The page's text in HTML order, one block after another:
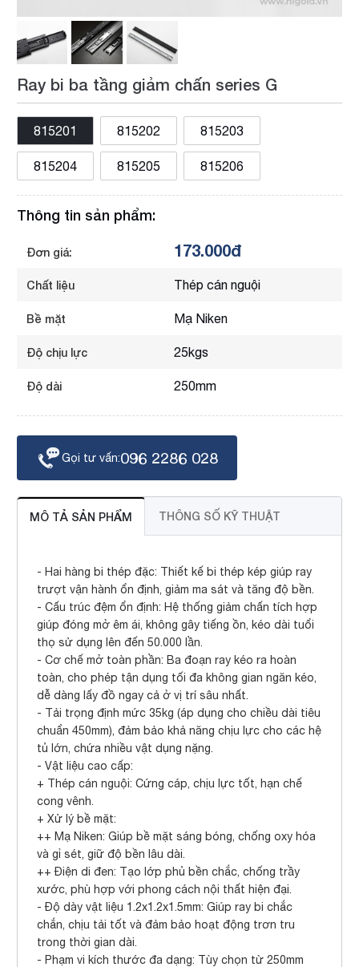
Ray bi ba tầng giảm chấn series G
815201 815202 815203
815204 815205 815206
Thông tin sản phẩm:
Đơn giá: 173.000đ
Chất liệu Thép cán nguội
Bề mặt Mạ Niken
Độ chịu lực 25kgs
Độ dài 250mm
Gọi tư vấn:096 2286 028
MÔ TẢ SẢN PHẨM THÔNG SỐ KỸ THUẬT
- Hai hàng bi thép đặc: Thiết kế bi thép kép giúp ray
trượt vận hành ổn định, giảm ma sát và tăng độ bền.
- Cấu trúc đệm ổn định: Hệ thống giảm chấn tích hợp
giúp đóng mở êm ái, không gây tiếng ồn, kéo dài tuổi
thọ sử dụng lên đến 50.000 lần.
- Cơ chế mở toàn phần: Ba đoạn ray kéo ra hoàn
toàn, cho phép tận dụng tối đa không gian ngăn kéo,
dễ dàng lấy đồ ngay cả ở vị trí sâu nhất.
- Tải trọng định mức 35kg (áp dụng cho chiều dài tiêu
chuẩn 450mm), đảm bảo khả năng chịu lực cho các hệ
tủ lớn, chứa nhiều vật dụng nặng.
- Vật liệu cao cấp:
+ Thép cán nguội: Cứng cáp, chịu lực tốt, hạn chế
cong vênh.
+ Xử lý bề mặt:
++ Mạ Niken: Giúp bề mặt sáng bóng, chống oxy hóa
và gỉ sét, giữ độ bền lâu dài.
++ Điện di đen: Tạo lớp phủ bền chắc, chống trầy
xước, phù hợp với phong cách nội thất hiện đại.
- Độ dày vật liệu 1.2x1.2x1.5mm: Giúp ray bi chắc
chắn, chịu tải tốt và đảm bảo hoạt động trơn tru
trong thời gian dài.
- Phạm vi kích thước đa dạng: Tùy chọn từ 250mm